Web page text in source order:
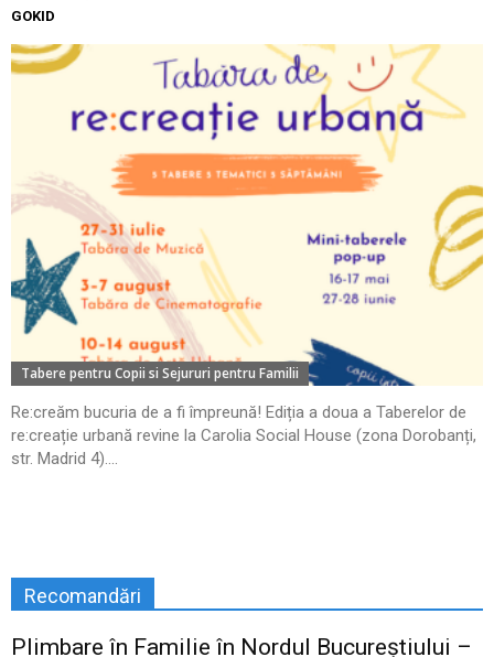
GOKID
Tabere pentru Copii si Sejururi pentru Familii
Re:creăm bucuria de a fi împreună! Ediția a doua a Taberelor de
re:creație urbană revine la Carolia Social House (zona Dorobanți,
str. Madrid 4)....
Recomandări
Plimbare în Familie în Nordul Bucureștiului –